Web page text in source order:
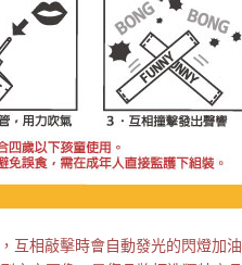
互相敲擊時會自動發光的閃燈加